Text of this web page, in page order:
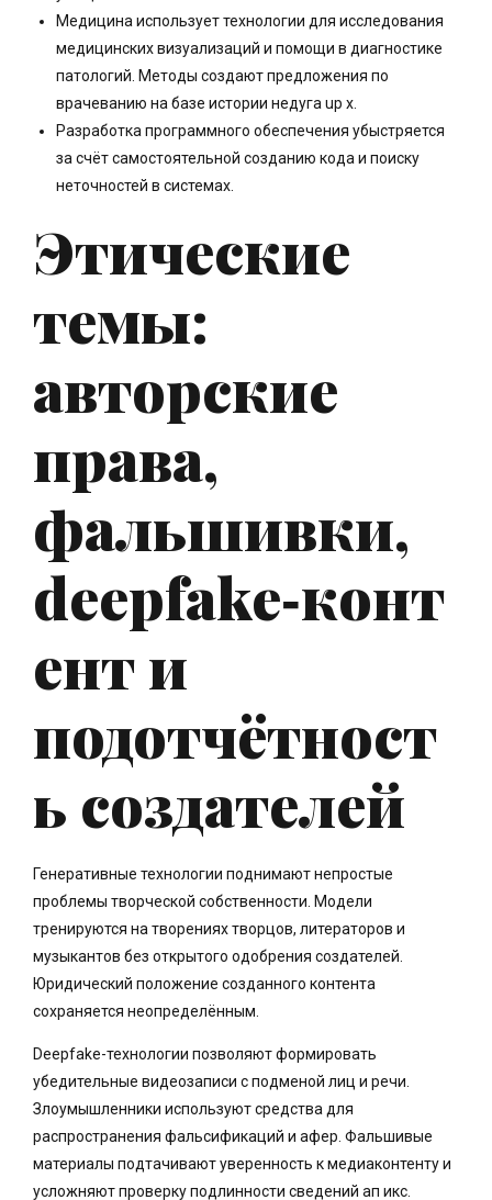
Медицина использует технологии для исследования
медицинских визуализаций и помощи в диагностике
патологий. Методы создают предложения по
врачеванию на базе истории недуга up x.
Разработка программного обеспечения убыстряется
за счёт самостоятельной созданию кода и поиску
неточностей в системах.
Этические
темы:
авторские
права,
фальшивки,
deepfake‑конт
ент и
подотчётност
ь создателей
Генеративные технологии поднимают непростые
проблемы творческой собственности. Модели
тренируются на творениях творцов, литераторов и
музыкантов без открытого одобрения создателей.
Юридический положение созданного контента
сохраняется неопределённым.
Deepfake-технологии позволяют формировать
убедительные видеозаписи с подменой лиц и речи.
Злоумышленники используют средства для
распространения фальсификаций и афер. Фальшивые
материалы подтачивают уверенность к медиаконтенту и
усложняют проверку подлинности сведений ап икс.